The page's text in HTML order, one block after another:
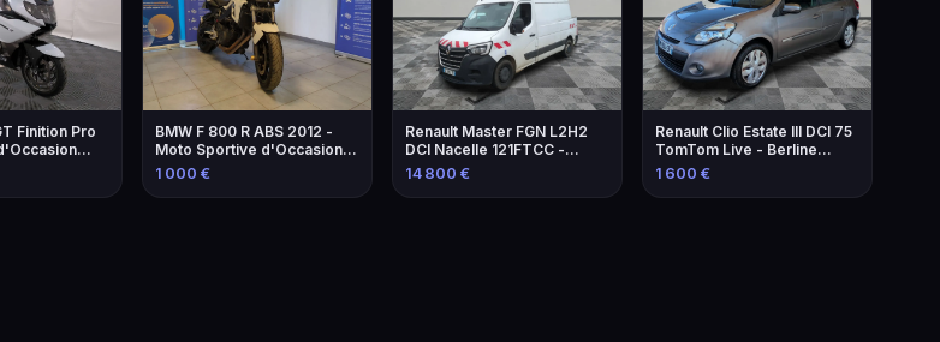
Finition Pro
BMW F 800 R ABS 2012 -
Moto Sportive d'Occasion à
Marseille
1 000 €
Renault Master FGN L2H2
DCI Nacelle 121FTCC -
Élévateur de 2021
14 800 €
Renault Clio Estate III DCI 75
TomTom Live - Berline
familiale économique
1 600 €